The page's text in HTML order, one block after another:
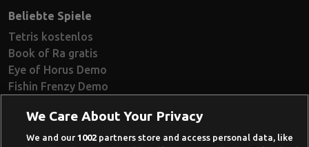
Beliebte Spiele
Tetris kostenlos
Book of Ra gratis
Eye of Horus Demo
Fishin Frenzy Demo
Book of Dead Demo
Razor Shark Demo
We Care About Your Privacy
We and our1002 partners store and access personal data, like